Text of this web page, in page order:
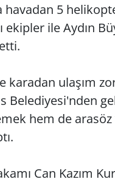
havadan 5
ile Aydın
karadan ulaşım
Belediyesi'nden
hem de
Can Kazım